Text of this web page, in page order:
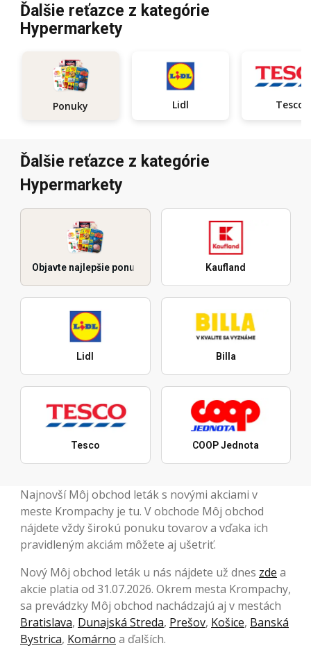
Ďalšie reťazce z kategórie
Hypermarkety
Ponuky Lidl Tesco
Ďalšie reťazce z kategórie
Hypermarkety
Objavte najlepšie ponuky Kaufland
Lidl Billa
Tesco COOP Jednota
Najnovší Môj obchod leták s novými akciami v
meste Krompachy je tu. V obchode Môj obchod
nájdete vždy širokú ponuku tovarov a vďaka ich
pravidleným akciám môžete aj ušetriť.
Nový Môj obchod leták u nás nájdete už dnes zde a
akcie platia od 31.07.2026. Okrem mesta Krompachy,
sa prevádzky Môj obchod nachádzajú aj v mestách
Bratislava, Dunajská Streda, Prešov, Košice, Banská
Bystrica, Komárno a ďalších.